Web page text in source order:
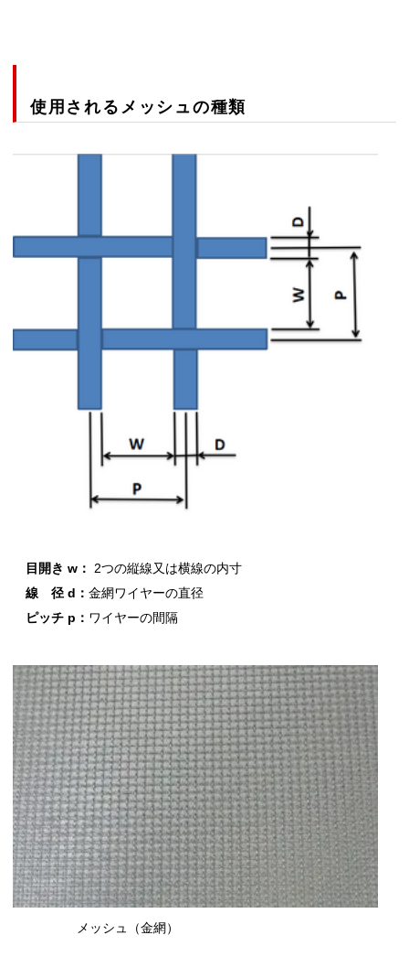
使用されるメッシュの種類
目開き w：
2つの縦線又は横線の内寸
線 径 d： 金網ワイヤーの直径
ピッチ p： ワイヤーの間隔
メッシュ（金網）